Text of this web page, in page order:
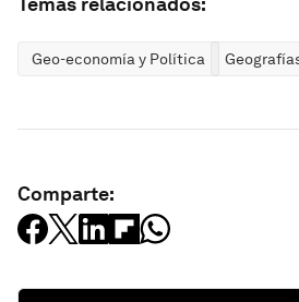
Geo-economía y Política
Comparte: